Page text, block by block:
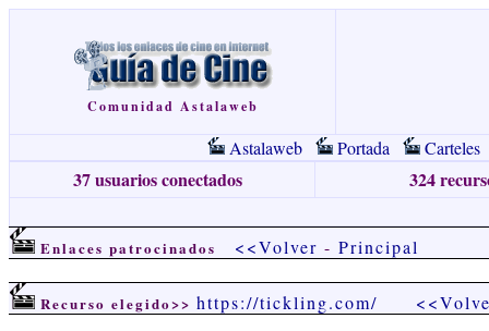
Comunidad Astalaweb
Astalaweb Portada Carteles
37 usuarios conectados 324
Enlaces patrocinados <<Volver - Principal
Recurso elegido>> https://tickling.com/